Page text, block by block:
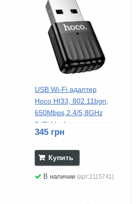
USB Wi-Fi адаптер
Hoco HI33, 802.11bgn,
650Mbps,2.4/5,8GHz
2dBi black
345 грн
Купить
В наличии (арт:2115741)